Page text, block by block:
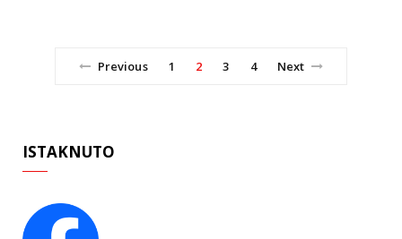
Previous 1 2 3 4 Next
ISTAKNUTO